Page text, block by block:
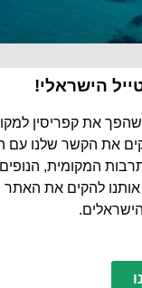
הישראלי!
שהפך את קפריסין
את הקשר שלנו עם
המקומית, הנופים
להקים את